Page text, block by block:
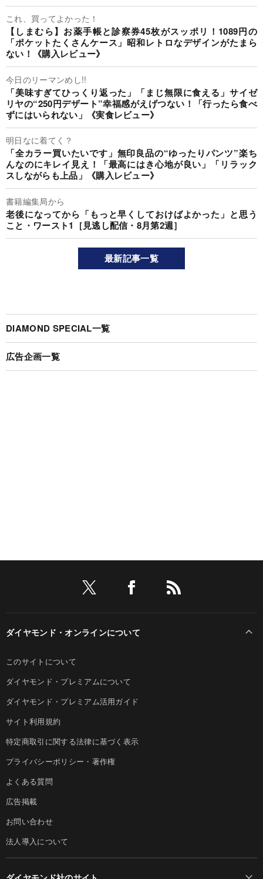
これ、買ってよかった！
【しまむら】お薬手帳と診察券45枚がスッポリ！1089円の
「ポケットたくさんケース」昭和レトロなデザインがたまら
ない！《購入レビュー》
今日のリーマンめし!!
「美味すぎてひっくり返った」「まじ無限に食える」サイゼ
リヤの“250円デザート”幸福感がえげつない！「行ったら食べ
ずにはいられない」《実食レビュー》
明日なに着てく？
「全カラー買いたいです」無印良品の“ゆったりパンツ”楽ち
んなのにキレイ見え！「最高にはき心地が良い」「リラック
スしながらも上品」《購入レビュー》
書籍編集局から
老後になってから「もっと早くしておけばよかった」と思う
こと・ワースト1［見逃し配信・8月第2週］
最新記事一覧
DIAMOND SPECIAL一覧
広告企画一覧
ダイヤモンド・オンラインについて
このサイトについて
ダイヤモンド・プレミアムについて
ダイヤモンド・プレミアム活用ガイド
サイト利用規約
特定商取引に関する法律に基づく表示
プライバシーポリシー・著作権
よくある質問
広告掲載
お問い合わせ
法人導入について